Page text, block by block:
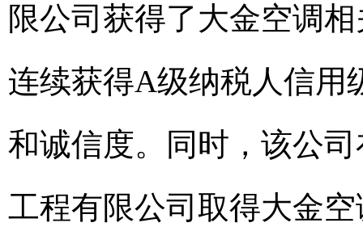
限公司获得了大金空调
连续获得A级纳税人信用
和诚信度。同时，该公
工程有限公司取得大金